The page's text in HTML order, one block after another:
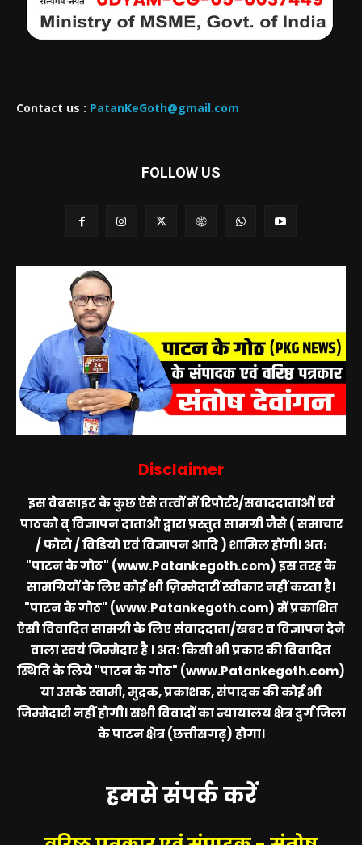
Contact us : PatanKeGoth@gmail.com
FOLLOW US
Disclaimer
इस वेबसाइट के कुछ ऐसे तत्वों में रिपोर्टर/सवाददाताओं एवं
पाठको व् विज्ञापन दाताओ द्वारा प्रस्तुत सामग्री जैसे ( समाचार
/ फोटो / विडियो एवं विज्ञापन आदि ) शामिल होंगी। अतः
"पाटन के गोठ" (www.Patankegoth.com)इस तरह के
सामग्रियों के लिए कोई भी ज़िम्मेदारीं स्वीकार नहीं करता है।
"पाटन के गोठ" (www.Patankegoth.com)में प्रकाशित
ऐसी विवादित सामग्री के लिए संवाददाता/खबर व विज्ञापन देने
वाला स्वयं जिम्मेदार है । अत: किसी भी प्रकार की विवादित
स्थिति के लिये"पाटन के गोठ" (www.Patankegoth.com)
या उसके स्वामी, मुद्रक, प्रकाशक, संपादक की कोई भी
जिम्मेदारी नहीं होगी। सभी विवादों का न्यायालय क्षेत्र दुर्ग जिला
के पाटन क्षेत्र (छत्तीसगढ़) होगा।
हमसे संपर्क करें